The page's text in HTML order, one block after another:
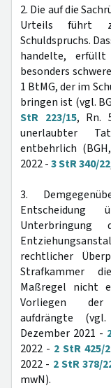
2. Die auf die
Urteils führt
Schuldspruchs.
handelte,
besonders
1 BtMG, der im
bringen ist (vgl.
StR 223/15, Rn.
unerlaubter
entbehrlich
2022 -3 StR 340/22
3.
rechtlicher
Strafkammer
Maßregel nicht
Vorliegen der
aufdrängte
Dezember 2021 -
2022 - 2 StR 425/
2022 - 2 StR 378/
mwN).